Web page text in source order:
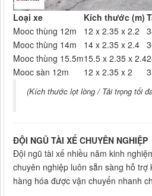
Loại xe Kích thước (m)
Mooc thùng 12m
12 x 2.35 x 2.2
Mooc thùng 14m
14 x 2.35 x 2.4
Mooc thùng 15.5m15.5 x 2.35 x 2.4
Mooc sàn 12m
12 x 2.35 x 2
(Kích thước lọt lòng / Tải trọng tối
ĐỘI NGŨ TÀI XẾ CHUYÊN NGHIỆP
Đội ngũ tài xế nhiều năm kinh
chuyên nghiệp luôn sẵn sàng hỗ trợ
hàng hóa được vận chuyển nhanh